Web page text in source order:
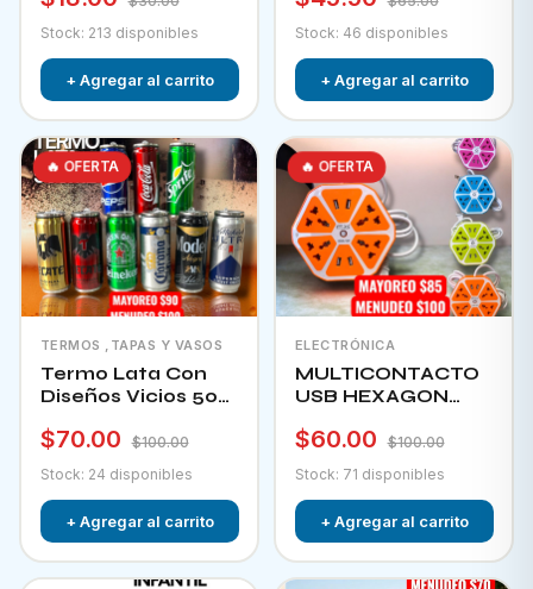
Stock: 213 disponibles
+ Agregar al carrito
Stock: 46 disponibles
+ Agregar al carrito
🔥 OFERTA
TERMOS ,TAPAS Y VASOS
Termo Lata Con
Diseños Vicios 500
$70.00
$100.00
Stock: 24 disponibles
+ Agregar al carrito
🔥 OFERTA
ELECTRÓNICA
MULTICONTACTO
USB HEXAGON
$60.00
$100.00
Stock: 71 disponibles
+ Agregar al carrito